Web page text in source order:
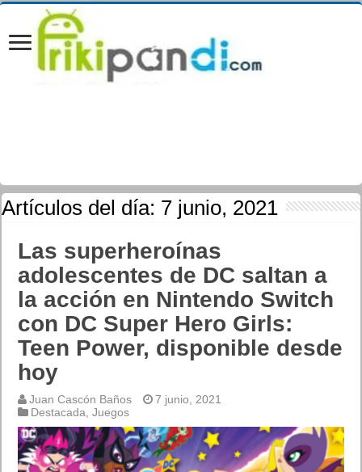
Artículos del día: 7 junio, 2021
Las superheroínas
adolescentes de DC saltan a
la acción en Nintendo Switch
con DC Super Hero Girls:
Teen Power, disponible desde
hoy
Juan Cascón Baños
7 junio, 2021
Destacada ,Juegos